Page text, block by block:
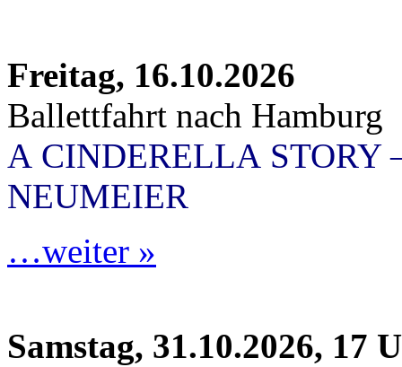
Freitag, 16.10.2026
Ballettfahrt nach Hamburg
A CINDERELLA STORY
NEUMEIER
…weiter »
Samstag, 31.10.2026, 17